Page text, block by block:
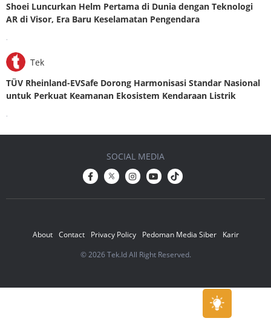
Shoei Luncurkan Helm Pertama di Dunia dengan Teknologi
AR di Visor, Era Baru Keselamatan Pengendara
.
Tek
TÜV Rheinland-EVSafe Dorong Harmonisasi Standar Nasional
untuk Perkuat Keamanan Ekosistem Kendaraan Listrik
.
About Contact Privacy Policy Pedoman Media Siber
Karir
© 2026 Tek.Id All Right Reserved.
SOCIAL MEDIA